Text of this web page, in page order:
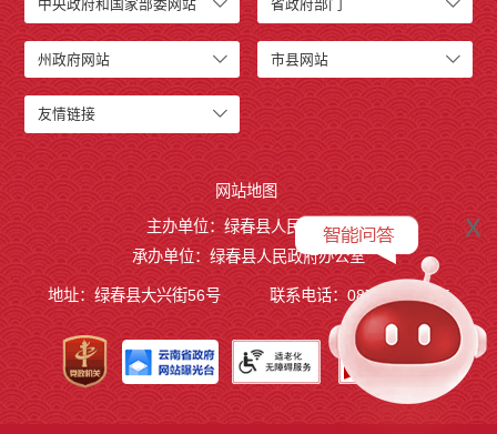
中央政府和国家部委网站 省政府部门
州政府网站 市县网站
友情链接
x
网站地图
主办单位：绿春县人民政府
承办单位：绿春县人民政府办公室
地址：绿春县大兴街56号 联系电话：0873-4221495